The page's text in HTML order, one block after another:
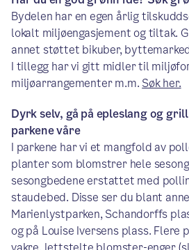
Bydelen har en egen årlig
lokalt miljøengasjement og tiltak.
annet støttet bikuber,
I tillegg har vi gitt midler til
miljøarrangementer m.m. Søk her.
Dyrk selv, gå på epleslang og
parkene våre
I parkene har vi et mangfold av
planter som blomstrer hele
sesongbedene erstattet med
staudebed. Disse ser du blant
Marienlystparken, Schandorffs
og på Louise Iversens plass. Flere